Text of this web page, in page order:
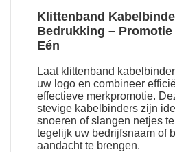
Klittenband
Bedrukking –
Eén
Laat klittenband
uw logo en combineer
effectieve merkpromotie.
stevige kabelbinders zijn
snoeren of slangen netjes
tegelijk uw bedrijfsnaam of
aandacht te brengen.